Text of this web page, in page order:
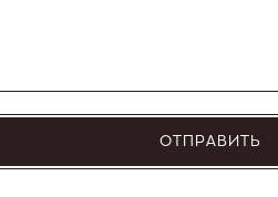
ОТПРАВИТЬ